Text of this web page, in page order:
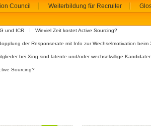
Council Weiterbildung für Recruiter
und ICR Wieviel Zeit kostet Active Sourcing?
der Responserate mit Info zur Wechselmotivation beim
bei Xing sind latente und/oder wechselwillige
Sourcing?